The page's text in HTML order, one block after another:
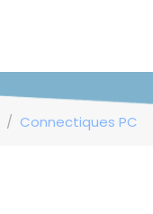
Connectiques PC